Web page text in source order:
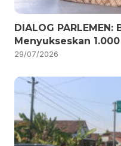
DIALOG
Menyukseskan
29/07/2026